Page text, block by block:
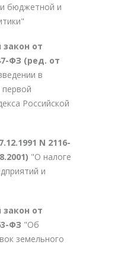
бюджетной и
от
ФЗ (ред. от
в
первой
Российской
N 2116-
"О налоге
и
от
ФЗ "Об
земельного